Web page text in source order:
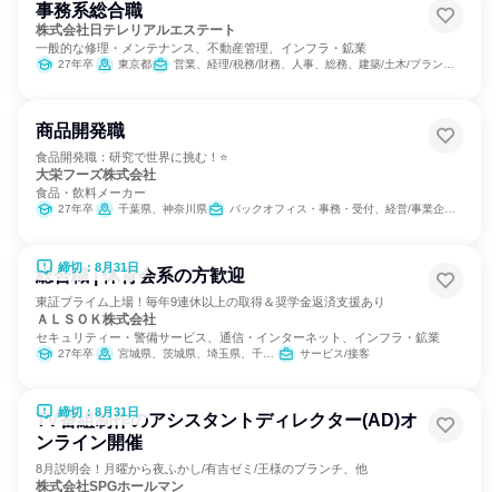
事務系総合職
株式会社日テレリアルエステート
一般的な修理・メンテナンス、不動産管理、インフラ・鉱業
27年卒 東京都 営業、経理/税務/財務、人事、総務、建築/土木/プラント専門職
商品開発職
食品開発職：研究で世界に挑む！⭐
大栄フーズ株式会社
食品・飲料メーカー
27年卒 千葉県、神奈川県 バックオフィス・事務・受付、経営/事業企画、営業、製造・生産工程、SCM/生産管理/購買/物流、商品企画
締切：8月31日
総合職 | 体育会系の方歓迎
東証プライム上場！毎年9連休以上の取得＆奨学金返済支援あり
ＡＬＳＯＫ株式会社
セキュリティー・警備サービス、通信・インターネット、インフラ・鉱業
27年卒 宮城県、茨城県、埼玉県、千葉県、東京都、神奈川県、山梨県、長野県、静岡県、愛知県、滋賀県、京都府、大阪府、兵庫県、奈良県、和歌山県、岡山県、山口県、徳島県、香川県、高知県、福岡県、熊本県、大分県 サービス/接客
締切：8月31日
TV番組制作のアシスタントディレクター(AD)オ
ンライン開催
8月説明会！月曜から夜ふかし/有吉ゼミ/王様のブランチ、他
株式会社SPGホールマン